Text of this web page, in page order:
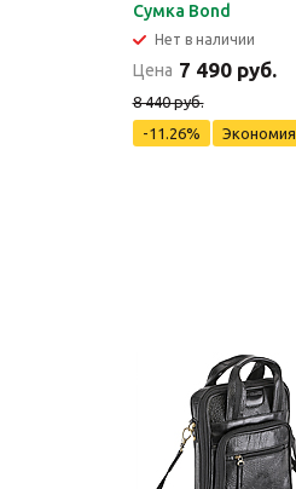
Сумка Bond
Нет в наличии
Цена 7 490 руб.
8 440 руб.
-11.26%
Экономия